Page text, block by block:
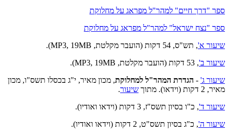
ספר "דרך חיים" למהר"ל מפראג על מחלוקת
ספר "נצח ישראל" למהר"ל מפראג על מחלוקת
שיעור א', תש"ס, 54 דקות (הועבר מקלטת, MP3, 19MB).
שיעור ב', 53 דקות (הועבר מקלטת, MP3, 19MB).
שיעור ג' - הגדרת המהר"ל למחלוקת, מכון מאיר, י"ג בכסלו תשס"ו, מכון
מאיר, 2 דקות (וידאו). מתוך
שיעור.
שיעור ד', כ"ו בסיון תשס"ז, 3 דקות (וידאו ואודיו).
שיעור ה', כ"ג בסיון תשס"ט, 2 דקות (וידאו ואודיו).